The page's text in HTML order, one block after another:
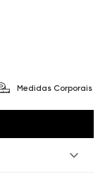
Medidas Corporais